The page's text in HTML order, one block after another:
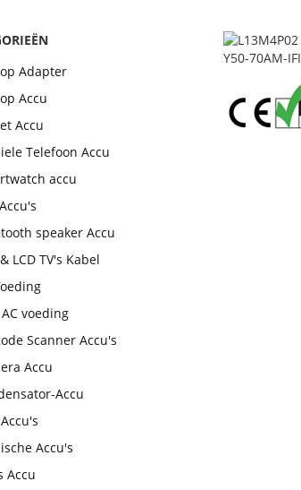
Adapter
Accu
Accu
Telefoon Accu
accu
speaker Accu
LCD TV's Kabel
voeding
Scanner Accu's
Accu
Accu
Accu's
Accu